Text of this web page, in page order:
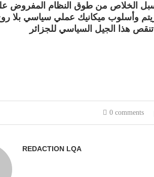
الخلاص من طوق النظام المفروض
وأسلوب ميكانيك عملي سياسي بلا روح
0 comments
REDACTION LQA